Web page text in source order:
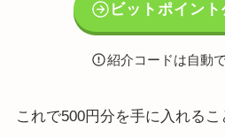
ビットポイント
紹介コードは自動
これで500円分を手に入れるこ